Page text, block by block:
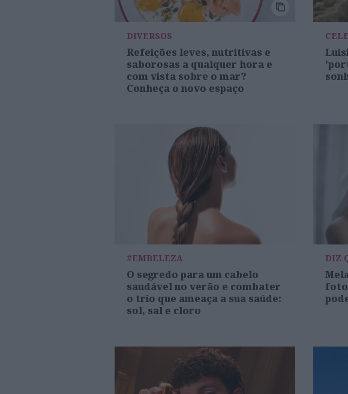
DIVERSOS
Refeições leves, nutritivas e
saborosas a qualquer hora e
com vista sobre o mar?
Conheça o novo espaço
#EMBELEZA
O segredo para um cabelo
saudável no verão e combater
o trio que ameaça a sua saúde:
sol, sal e cloro
DIZ